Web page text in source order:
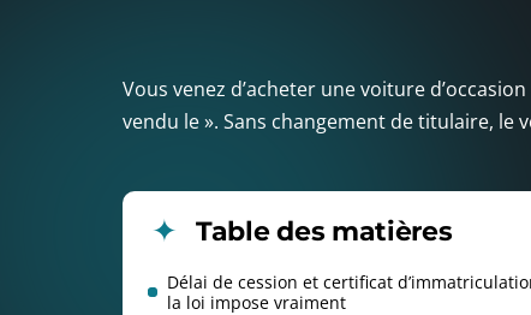
Vous venez d’acheter une voiture
vendu le ». Sans changement de titulaire, le
Table des matières
Délai de cession et certificat
la loi impose vraiment